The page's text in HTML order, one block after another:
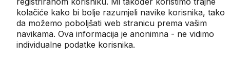
kolačiće kako bi bolje razumjeli navike korisnika, tako
da možemo poboljšati web stranicu prema vašim
navikama. Ova informacija je anonimna - ne vidimo
individualne podatke korisnika.